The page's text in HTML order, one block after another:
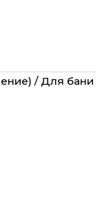
/ Для бани